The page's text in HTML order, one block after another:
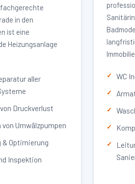
fachgerechte
in den
ist eine
Heizungsanlage
aller
Druckverlust
Umwälzpumpen
Optimierung
Inspektion
WC